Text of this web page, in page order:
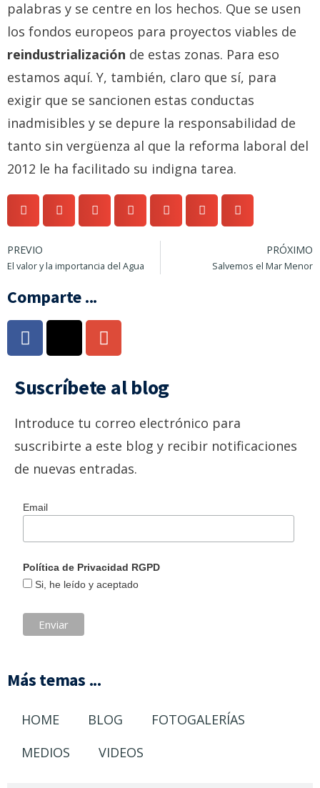
palabras y se centre en los hechos. Que se usen
los fondos europeos para proyectos viables de
reindustrialización de estas zonas. Para eso
estamos aquí. Y, también, claro que sí, para
exigir que se sancionen estas conductas
inadmisibles y se depure la responsabilidad de
tanto sin vergüenza al que la reforma laboral del
2012 le ha facilitado su indigna tarea.
PREVIO
El valor y la importancia del Agua
PRÓXIMO
Salvemos el Mar Menor
Comparte ...
Suscríbete al blog
Introduce tu correo electrónico para
suscribirte a este blog y recibir notificaciones
de nuevas entradas.
Email
Política de Privacidad RGPD
Si, he leído y aceptado
Más temas ...
HOME BLOG
FOTOGALERÍAS
MEDIOS
VIDEOS